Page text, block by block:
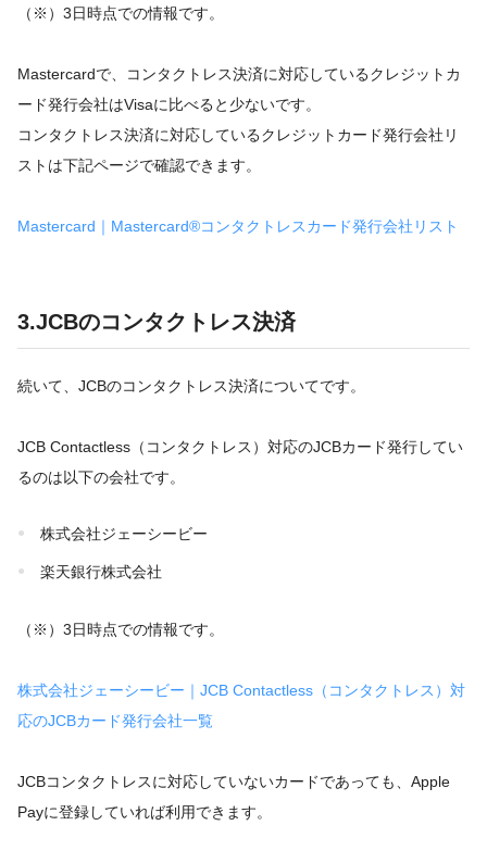
（※）3日時点での情報です。
Mastercardで、コンタクトレス決済に対応しているクレジットカ
ード発行会社はVisaに比べると少ないです。
コンタクトレス決済に対応しているクレジットカード発行会社リ
ストは下記ページで確認できます。
Mastercard｜Mastercard®コンタクトレスカード発行会社リスト
3.JCBのコンタクトレス決済
続いて、JCBのコンタクトレス決済についてです。
JCB Contactless（コンタクトレス）対応のJCBカード発行してい
るのは以下の会社です。
株式会社ジェーシービー
楽天銀行株式会社
（※）3日時点での情報です。
株式会社ジェーシービー｜JCB Contactless（コンタクトレス）対
応のJCBカード発行会社一覧
JCBコンタクトレスに対応していないカードであっても、Apple
Payに登録していれば利用できます。